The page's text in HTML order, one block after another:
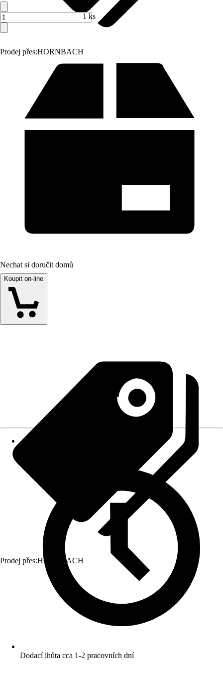
Prodej přes:HORNBACH
1 ks
Nechat si doručit domů
Koupit on-line
Prodej přes:HORNBACH
Dodací lhůta cca 1-2 pracovních dní